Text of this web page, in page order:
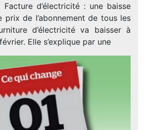
d’électricité : une baisse
prix de l’abonnement de tous les
d’électricité va baisser à
Elle s’explique par une